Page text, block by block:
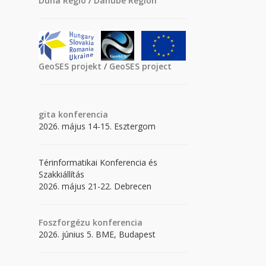
GeoSES projekt / GeoSES project
gita konferencia
2026. május 14-15. Esztergom
Térinformatikai Konferencia és
Szakkiállítás
2026. május 21-22. Debrecen
Foszforgézu konferencia
2026. június 5. BME, Budapest